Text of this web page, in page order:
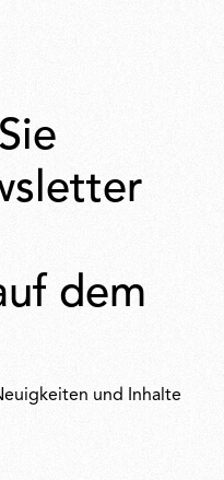
dem
und Inhalte